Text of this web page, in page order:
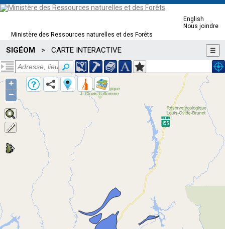
Ministère des Ressources naturelles et des Forêts
English
Nous joindre
SIGÉOM > CARTE INTERACTIVE ☰
+
−